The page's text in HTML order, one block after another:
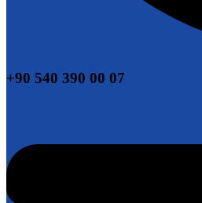
+90 540 390 00 07